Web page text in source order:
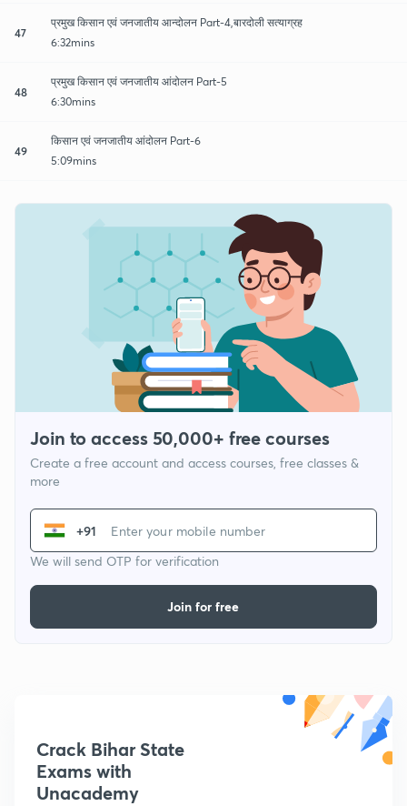
47
प्रमुख किसान एवं जनजातीय आन्दोलन Part-4,बारदोली सत्याग्रह
6:32mins
48
प्रमुख किसान एवं जनजातीय आंदोलन Part-5
6:30mins
49
किसान एवं जनजातीय आंदोलन Part-6
5:09mins
Join to access 50,000+ free courses
Create a free account and access courses, free classes &
more
+91
We will send OTP for verification
Join for free
Crack Bihar State
Exams with
Unacademy